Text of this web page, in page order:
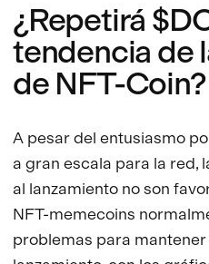
¿Repetirá
tendencia de
de NFT-Coin?
A pesar del entusiasmo
a gran escala para la red,
al lanzamiento no son
NFT-memecoins
problemas para mantener